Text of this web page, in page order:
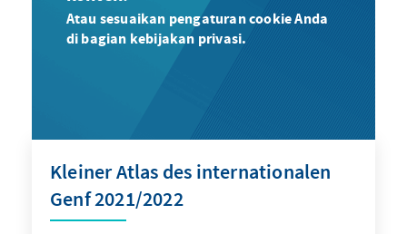
Atau sesuaikan pengaturan cookie Anda
di bagian kebijakan privasi.
Kleiner Atlas des internationalen
Genf 2021/2022